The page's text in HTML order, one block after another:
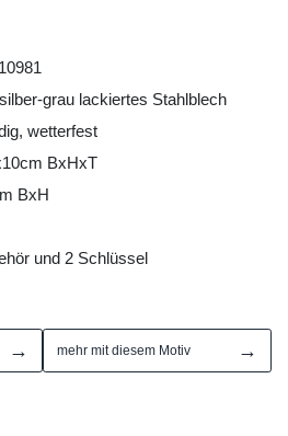
grau lackiertes Stahlblech
wetterfest
BxHxT
BxH
und 2 Schlüssel
→ mehr mit diesem Motiv →